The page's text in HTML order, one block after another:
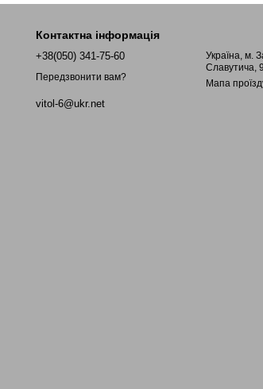
Контактна інформація
+38(050) 341-75-60
Передзвонити вам?
vitol-6@ukr.net
Україна, м.
Славутича,
Мапа